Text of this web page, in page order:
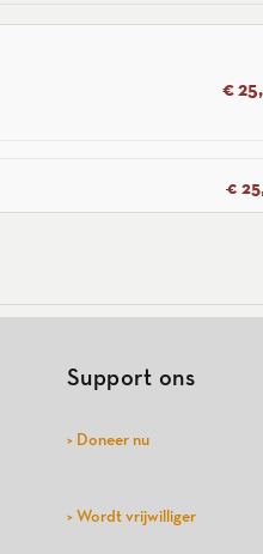
€
€
Support ons
> Doneer nu
> Wordt vrijwilliger